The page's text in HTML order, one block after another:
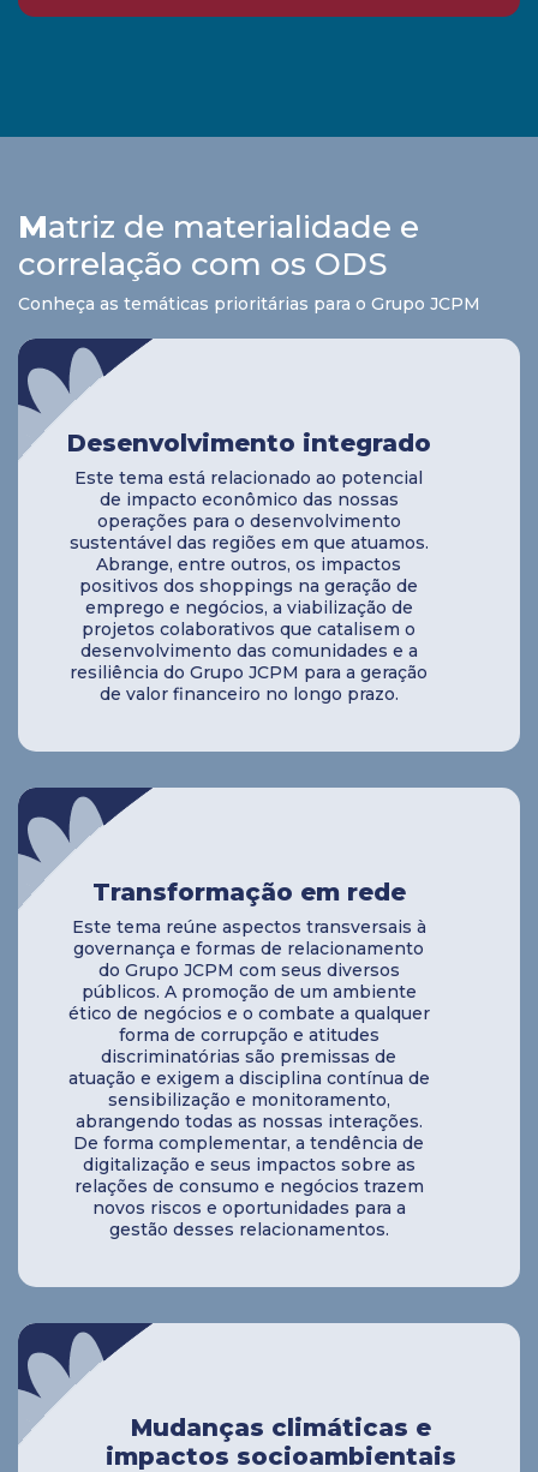
Matriz de materialidade e
correlação com os ODS
Conheça as temáticas prioritárias para o Grupo JCPM
Desenvolvimento integrado
Este tema está relacionado ao potencial
de impacto econômico das nossas
operações para o desenvolvimento
sustentável das regiões em que atuamos.
Abrange, entre outros, os impactos
positivos dos shoppings na geração de
emprego e negócios, a viabilização de
projetos colaborativos que catalisem o
desenvolvimento das comunidades e a
resiliência do Grupo JCPM para a geração
de valor financeiro no longo prazo.
Transformação em rede
Este tema reúne aspectos transversais à
governança e formas de relacionamento
do Grupo JCPM com seus diversos
públicos. A promoção de um ambiente
ético de negócios e o combate a qualquer
forma de corrupção e atitudes
discriminatórias são premissas de
atuação e exigem a disciplina contínua de
sensibilização e monitoramento,
abrangendo todas as nossas interações.
De forma complementar, a tendência de
digitalização e seus impactos sobre as
relações de consumo e negócios trazem
novos riscos e oportunidades para a
gestão desses relacionamentos.
Mudanças climáticas e
impactos socioambientais